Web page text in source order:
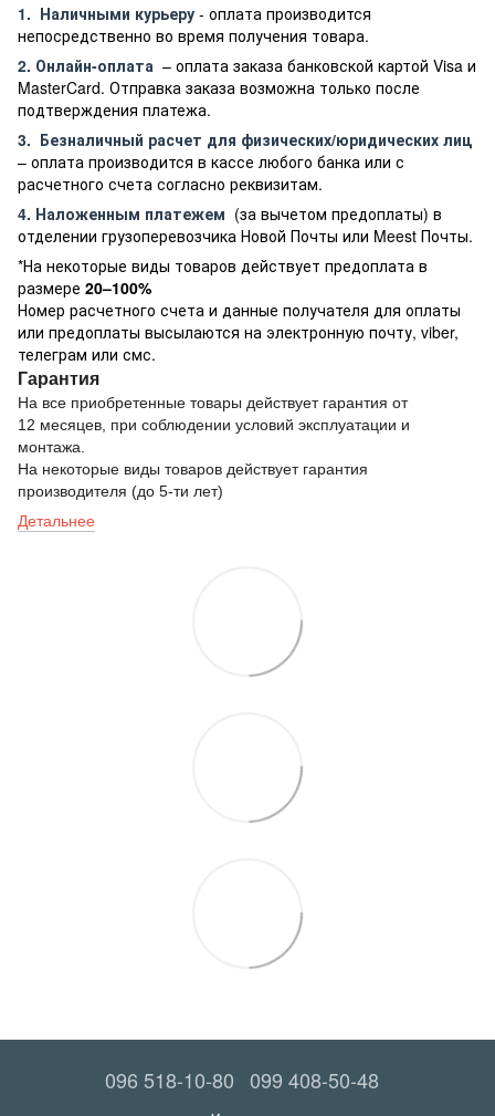
1. Наличными курьеру - оплата производится
непосредственно во время получения товара.
2. Онлайн-оплата – оплата заказа банковской картой Visa и
MasterCard. Отправка заказа возможна только после
подтверждения платежа.
3. Безналичный расчет для физических/юридических лиц
– оплата производится в кассе любого банка или с
расчетного счета согласно реквизитам.
4. Наложенным платежем (за вычетом предоплаты) в
отделении грузоперевозчика Новой Почты или Meest Почты.
*На некоторые виды товаров действует предоплата в
размере 20–100%
Номер расчетного счета и данные получателя для оплаты
или предоплаты высылаются на электронную почту, viber,
телеграм или смс.
Гарантия
На все приобретенные товары действует гарантия от
12 месяцев, при соблюдении условий эксплуатации и
монтажа.
На некоторые виды товаров действует гарантия
производителя (до 5-ти лет)
Детальнее
096 518-10-80 099 408-50-48